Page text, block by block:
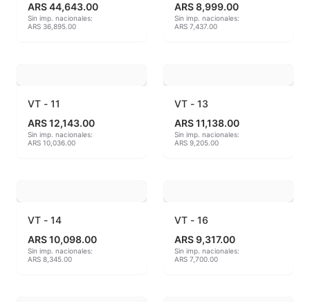
Kingtsugi
Maquinarias
MAYCO BRUSHES
ARS 44,643.00
Sin imp. nacionales:
ARS 36,895.00
ARS 8,999.00
Sin imp. nacionales:
ARS 7,437.00
VT - 11
ARS 12,143.00
Sin imp. nacionales:
ARS 10,036.00
VT - 13
ARS 11,138.00
Sin imp. nacionales:
ARS 9,205.00
VT - 14
ARS 10,098.00
Sin imp. nacionales:
ARS 8,345.00
VT - 16
ARS 9,317.00
Sin imp. nacionales:
ARS 7,700.00